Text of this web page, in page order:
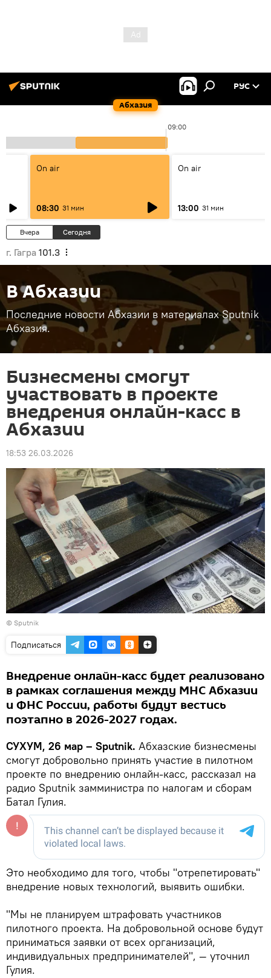
Абхазия
РУС
09:00
On air
08:30 31 мин
On air
13:00 31 мин
Вчера Сегодня
г. Гагра 101.3
В Абхазии
Последние новости Абхазии в материалах Sputnik
Абхазия.
Бизнесмены смогут
участвовать в проекте
внедрения онлайн-касс в
Абхазии
18:53 26.03.2026
© Sputnik
Подписаться
Внедрение онлайн-касс будет реализовано
в рамках соглашения между МНС Абхазии
и ФНС России, работы будут вестись
поэтапно в 2026-2027 годах.
СУХУМ, 26 мар – Sputnik. Абхазские бизнесмены
смогут добровольно принять участие в пилотном
проекте по внедрению онлайн-касс, рассказал на
радио Sputnik замминистра по налогам и сборам
Батал Гулия.
Это необходимо для того, чтобы "отрепетировать"
внедрение новых технологий, выявить ошибки.
"Мы не планируем штрафовать участников
пилотного проекта. На добровольной основе будут
приниматься заявки от всех организаций,
индивидуальных предпринимателей", — уточнил
Гулия.